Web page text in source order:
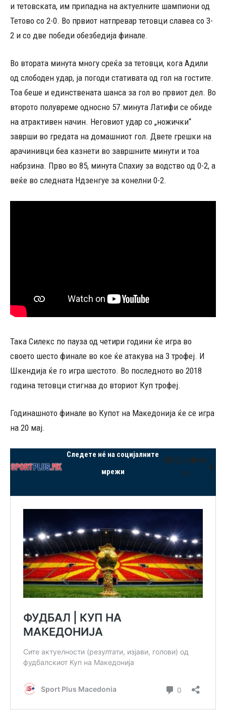
и тетовската, им припадна на актуелните шампиони од
Тетово со 2-0. Во првиот натпревар тетовци славеа со 3-
2 и со две победи обезбедија финале.
Во втората минута многу среќа за тетовци, кога Адили
од слободен удар, ја погоди стативата од гол на гостите.
Тоа беше и единствената шанса за гол во првиот дел. Во
второто полувреме односно 57.минута Латифи се обиде
на атрактивен начин. Неговиот удар со „ножички“
заврши во гредата на домашниот гол. Двете грешки на
арачинивци беа казнети во завршните минути и тоа
набрзина. Прво во 85, минута Спахиу за водство од 0-2, а
веќе во следната Ндзенгуе за конелни 0-2.
Така Силекс по пауза од четири години ќе игра во
своето шесто финале во кое ќе атакува на 3 трофеј. И
Шкендија ќе го игра шестото. Во последното во 2018
година тетовци стигнаа до вториот Куп трофеј.
Годинашното финале во Купот на Македонија ќе се игра
на 20 мај.
Следете нé на социјалните
мрежи
Facebook
Instagram
X YouTube
VK
Mail